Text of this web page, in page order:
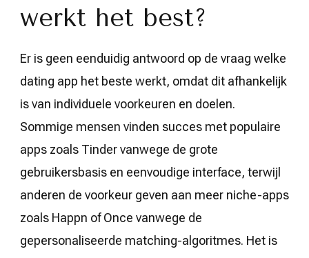
werkt het best?
Er is geen eenduidig antwoord op de vraag welke
dating app het beste werkt, omdat dit afhankelijk
is van individuele voorkeuren en doelen.
Sommige mensen vinden succes met populaire
apps zoals Tinder vanwege de grote
gebruikersbasis en eenvoudige interface, terwijl
anderen de voorkeur geven aan meer niche-apps
zoals Happn of Once vanwege de
gepersonaliseerde matching-algoritmes. Het is